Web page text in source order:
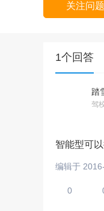
关注问题
1个回答
踏
驾
智能型可
编辑于
0